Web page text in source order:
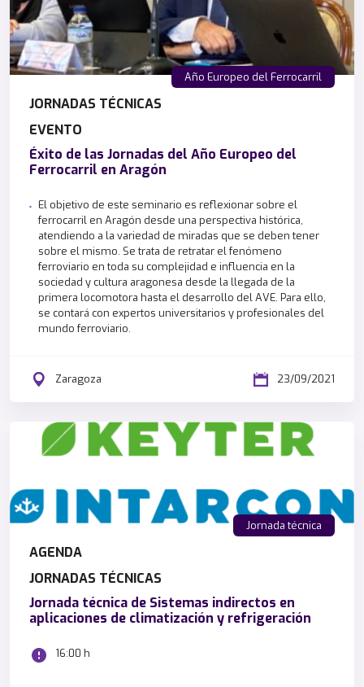
Año Europeo del Ferrocarril
JORNADAS TÉCNICAS
EVENTO
Éxito de las Jornadas del Año Europeo del
Ferrocarril en Aragón
El objetivo de este seminario es reflexionar sobre el
ferrocarril en Aragón desde una perspectiva histórica,
atendiendo a la variedad de miradas que se deben tener
sobre el mismo. Se trata de retratar el fenómeno
ferroviario en toda su complejidad e influencia en la
sociedad y cultura aragonesa desde la llegada de la
primera locomotora hasta el desarrollo del AVE. Para ello,
se contará con expertos universitarios y profesionales del
mundo ferroviario.
Zaragoza 23/09/2021
Jornada técnica
AGENDA
JORNADAS TÉCNICAS
Jornada técnica de Sistemas indirectos en
aplicaciones de climatización y refrigeración
16:00 h